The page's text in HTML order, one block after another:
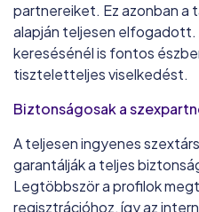
partnereiket. Ez azonban a
alapján teljesen elfogadott.
keresésénél is fontos
tiszteletteljes viselkedést.
Biztonságosak a
A teljesen ingyenes
garantálják a teljes
Legtöbbször a profilok
regisztrációhoz, így az